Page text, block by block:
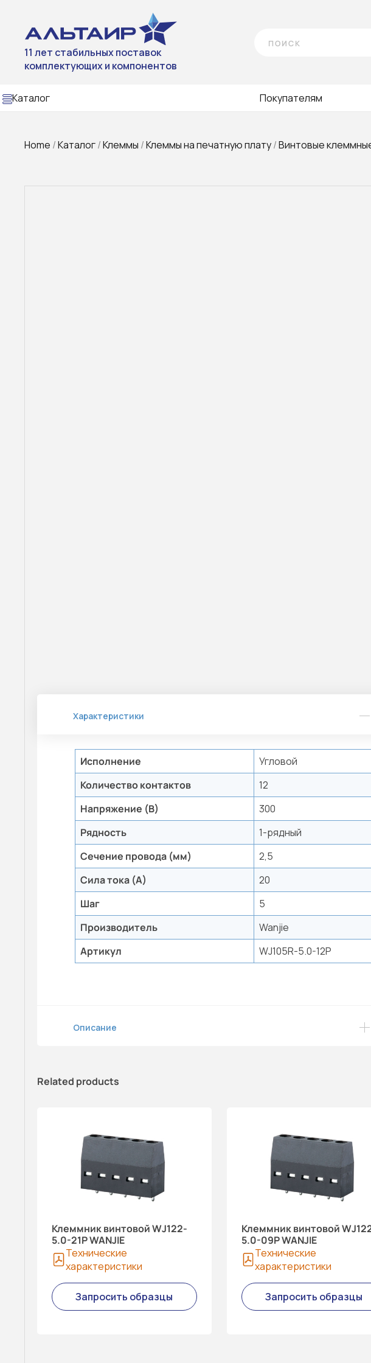
11 лет стабильных поставок
комплектующих и компонентов
Каталог Покупателям
Home /Каталог/Клеммы /Клеммы на печатную плату/Винтовые
Характеристики
Исполнение
Угловой
Количество контактов
12
Напряжение (В)
300
Рядность
1-рядный
Сечение провода (мм)
2,5
Сила тока (А)
20
Шаг
5
Производитель
Wanjie
Артикул
WJ105R-5.0-12P
Описание
Related products
Клеммник винтовой WJ122-
5.0-21P WANJIE
Технические
характеристики
Запросить образцы
Клеммник винтовой
5.0-09P WANJIE
Технические
характеристики
Запросить образцы